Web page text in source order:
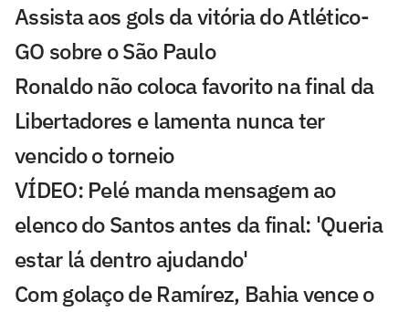
Assista aos gols da vitória do Atlético-
GO sobre o São Paulo
Ronaldo não coloca favorito na final da
Libertadores e lamenta nunca ter
vencido o torneio
VÍDEO: Pelé manda mensagem ao
elenco do Santos antes da final: 'Queria
estar lá dentro ajudando'
Com golaço de Ramírez, Bahia vence o